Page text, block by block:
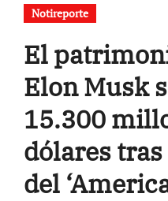
Notireporte
El
Elon Musk
15.300
dólares
del